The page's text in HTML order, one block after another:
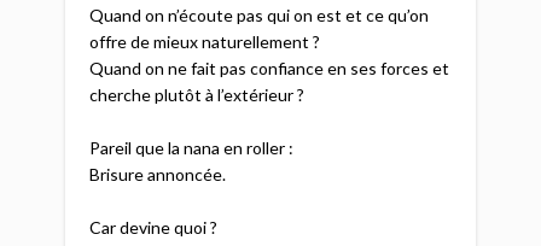
Quand on n’écoute pas qui on est et ce qu’on
offre de mieux naturellement ?
Quand on ne fait pas confiance en ses forces et
cherche plutôt à l’extérieur ?
Pareil que la nana en roller :
Brisure annoncée.
Car devine quoi ?